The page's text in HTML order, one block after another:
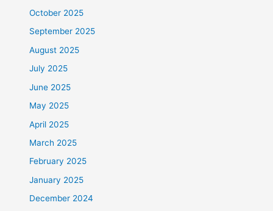
October 2025
September 2025
August 2025
July 2025
June 2025
May 2025
April 2025
March 2025
February 2025
January 2025
December 2024